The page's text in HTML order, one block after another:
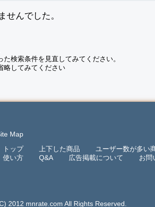
せんでした。
検索条件を見直してみてください。
略してみてください
Map
トップ
上下した商品
ユーザー数が多い
使い方
Q&A 広告掲載について お問
2012 mnrate.com All Rights Reserved.